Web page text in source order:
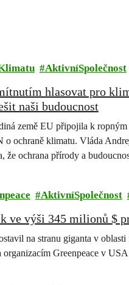
AktivníSpolečnost
hlasovat pro
naši budoucnost
země EU připojila k
o ochraně klimatu. Vláda
že ochrana přírody a
AktivníSpolečnost
ve výši 345 milionů $
na stranu giganta v
organizacím Greenpeace v